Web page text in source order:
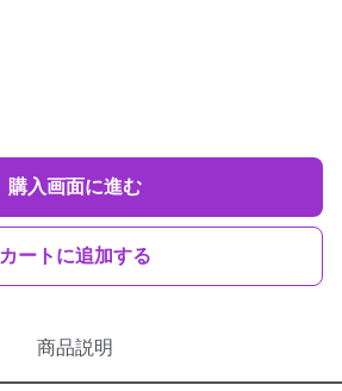
購入画面に進む
カートに追加する
商品説明